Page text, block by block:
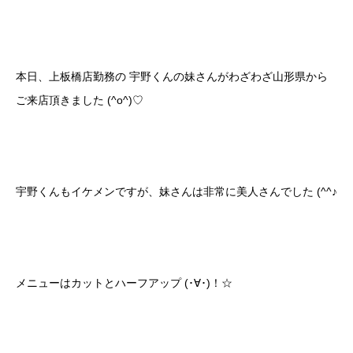
本日、上板橋店勤務の 宇野くんの妹さんがわざわざ山形県から
ご来店頂きました (^o^)♡
宇野くんもイケメンですが、妹さんは非常に美人さんでした (^^♪
メニューはカットとハーフアップ (･∀･)！☆